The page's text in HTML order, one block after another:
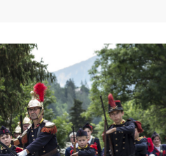
Baptiste, with its parades of
in Napoleon III costume,
air folk dances, brass bands